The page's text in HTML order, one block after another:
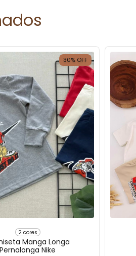
30% OFF
2 cores
Manga Longa
Pernalonga Nike